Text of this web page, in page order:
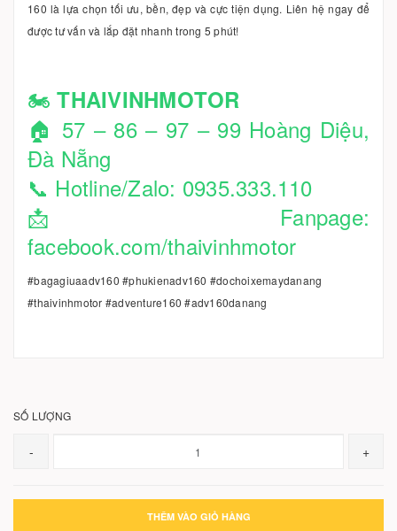
160 là lựa chọn tối ưu, bền, đẹp và cực tiện dụng. Liên hệ ngay để
được tư vấn và lắp đặt nhanh trong 5 phút!
🏍️THAIVINHMOTOR
🏠 57 – 86 – 97 – 99 Hoàng Diệu,
Đà Nẵng
📞 Hotline/Zalo: 0935.333.110
📩 Fanpage:
facebook.com/thaivinhmotor
#bagagiuaadv160 #phukienadv160 #dochoixemaydanang
#thaivinhmotor #adventure160 #adv160danang
SỐ LƯỢNG
- +
THÊM VÀO GIỎ HÀNG